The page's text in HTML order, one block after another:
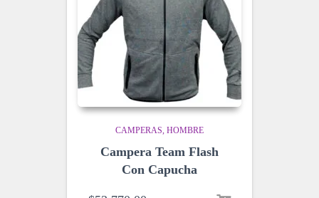
CAMPERAS HOMBRE
Campera Team Flash
Con Capucha